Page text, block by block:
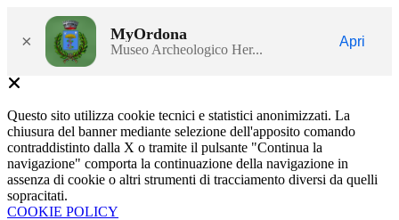
× MyOrdona
Museo Archeologico Her...
Apri
Questo sito utilizza cookie tecnici e statistici anonimizzati. La
chiusura del banner mediante selezione dell'apposito comando
contraddistinto dalla X o tramite il pulsante "Continua la
navigazione" comporta la continuazione della navigazione in
assenza di cookie o altri strumenti di tracciamento diversi da quelli
sopracitati.
COOKIE POLICY